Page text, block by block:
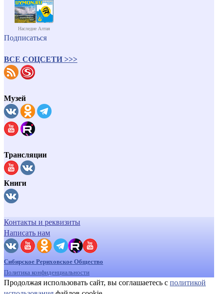
Наследие Алтая
Подписаться
ВСЕ СОЦСЕТИ >>>
Музей
Трансляции
Книги
Контакты и реквизиты
Написать нам
Сибирское Рериховское Общество
Политика конфиденциальности
Продолжая использовать сайт, вы соглашаетесь с политикой